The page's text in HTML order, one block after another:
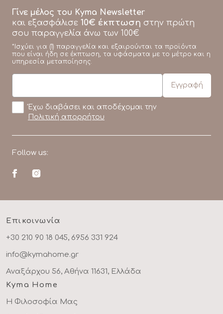
Γίνε μέλος του Kyma Newsletter
και εξασφάλισε 10€ έκπτωση στην πρώτη
σου παραγγελία άνω των 100€
*Ισχύει για (1) παραγγελία και εξαιρούνται τα προϊόντα
που είναι ήδη σε έκπτωση, τα υφάσματα με το μέτρο και η
υπηρεσία μεταποίησης.
Έχω διαβάσει και αποδέχομαι την
Πολιτική απορρήτου
Follow us:
Επικοινωνία
+30 210 90 18 045, 6956 331 924
info@kymahome.gr
Αναξάρχου 56, Αθήνα 11631, Ελλάδα
Kyma Home
Η Φιλοσοφία Μας